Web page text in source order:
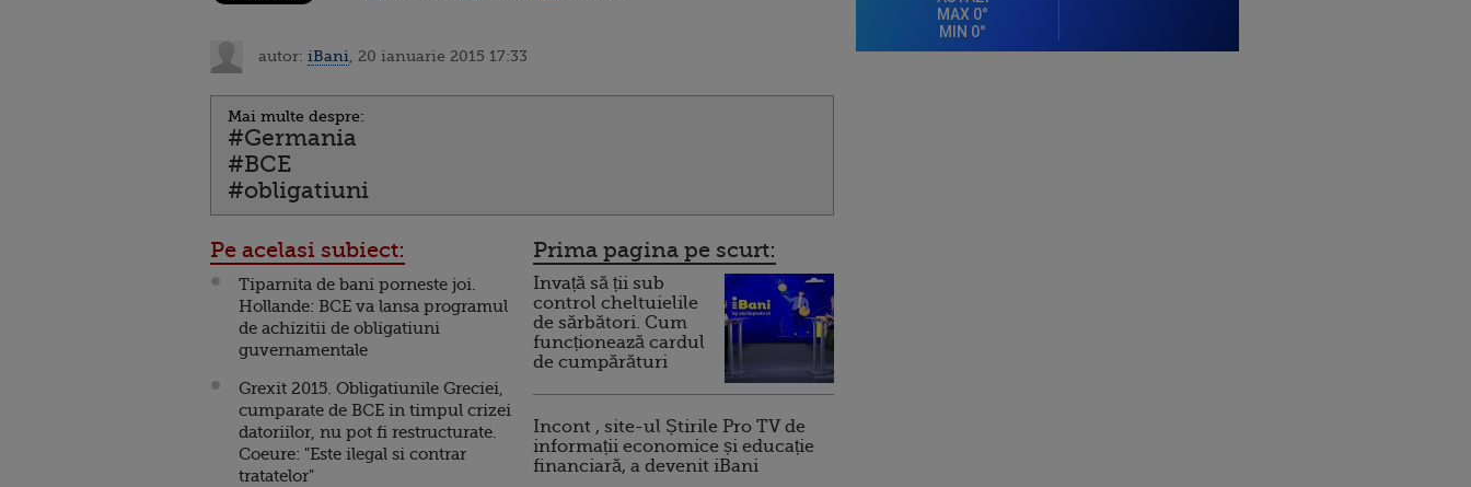
autor: iBani , 20 ianuarie 2015 17:33
Mai multe despre:
#Germania
#BCE
#obligatiuni
Pe acelasi subiect:
Tiparnita de bani porneste joi.
Hollande: BCE va lansa programul
de achizitii de obligatiuni
guvernamentale
Grexit 2015. Obligatiunile Greciei,
cumparate de BCE in timpul crizei
datoriilor, nu pot fi restructurate.
Coeure: "Este ilegal si contrar
tratatelor"
Prima pagina pe scurt:
Invață să ții sub
control cheltuielile
de sărbători. Cum
funcționează cardul
de cumpărături
Incont , site-ul Știrile Pro TV de
informații economice și educație
financiară, a devenit iBani